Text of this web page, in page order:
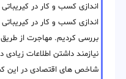
اندازی کسب و کار در
اندازی کسب و کار در
بررسی کردیم. مهاجرت از طریق
نیازمند داشتن اطلاعات زیادی
شاخص های اقتصادی در این